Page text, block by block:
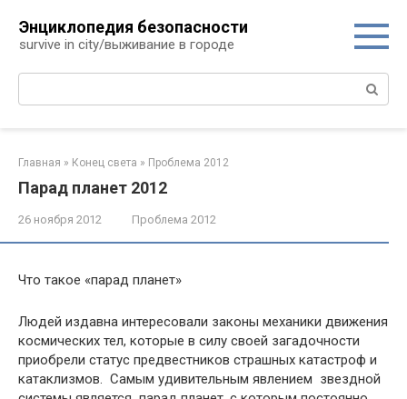
контенту
Энциклопедия безопасности
survive in city/выживание в городе
Поиск:
Главная » Конец света » Проблема 2012
Парад планет 2012
26 ноября 2012 Проблема 2012
Что такое «парад планет»
Людей издавна интересовали законы механики движения
космических тел, которые в силу своей загадочности
приобрели статус предвестников страшных катастроф и
катаклизмов. Самым удивительным явлением звездной